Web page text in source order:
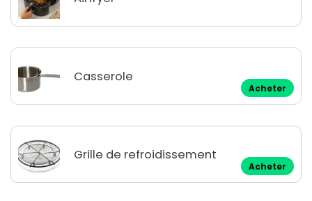
Casserole
Acheter
Grille de refroidissement
Acheter